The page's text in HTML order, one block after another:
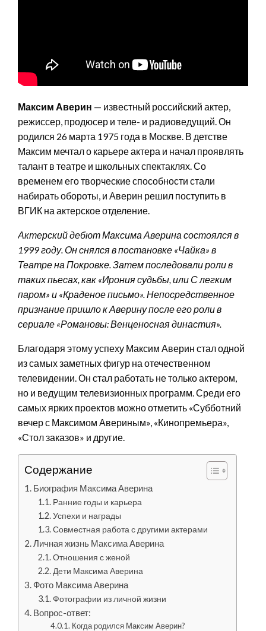
Максим Аверин — известный российский актер,
режиссер, продюсер и теле- и радиоведущий. Он
родился 26 марта 1975 года в Москве. В детстве
Максим мечтал о карьере актера и начал проявлять
талант в театре и школьных спектаклях. Со
временем его творческие способности стали
набирать обороты, и Аверин решил поступить в
ВГИК на актерское отделение.
Актерский дебют Максима Аверина состоялся в
1999 году. Он снялся в постановке «Чайка» в
Театре на Покровке. Затем последовали роли в
таких пьесах, как «Ирония судьбы, или С легким
паром» и «Краденое письмо». Непосредственное
признание пришло к Аверину после его роли в
сериале «Романовы: Венценосная династия».
Благодаря этому успеху Максим Аверин стал одной
из самых заметных фигур на отечественном
телевидении. Он стал работать не только актером,
но и ведущим телевизионных программ. Среди его
самых ярких проектов можно отметить «Субботний
вечер с Максимом Авериным», «Кинопремьера»,
«Стол заказов» и другие.
Содержание
Биография Максима Аверина
Ранние годы и карьера
Успехи и награды
Совместная работа с другими актерами
Личная жизнь Максима Аверина
Отношения с женой
Дети Максима Аверина
Фото Максима Аверина
Фотографии из личной жизни
Вопрос-ответ:
Когда родился Максим Аверин?